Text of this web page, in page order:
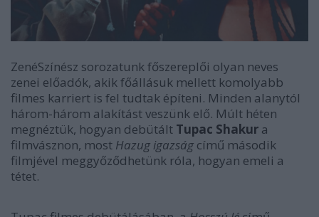
ZenéSzínész sorozatunk főszereplői olyan neves
zenei előadók, akik főállásuk mellett komolyabb
filmes karriert is fel tudtak építeni. Minden alanytól
három-három alakítást veszünk elő. Múlt héten
megnéztük, hogyan debütált Tupac Shakur a
filmvásznon, most Hazug igazság című második
filmjével meggyőződhetünk róla, hogyan emeli a
tétet.